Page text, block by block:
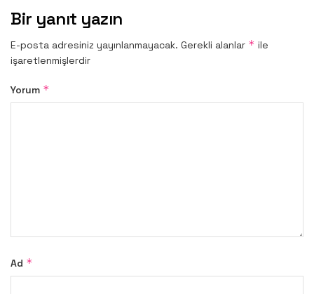
Bir yanıt yazın
E-posta adresiniz yayınlanmayacak. Gerekli alanlar * ile
işaretlenmişlerdir
Yorum *
Ad *